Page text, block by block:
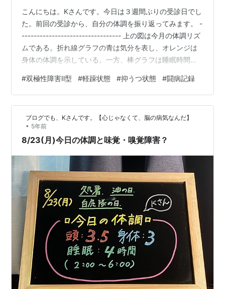
こんにちは。Kさんです。今日は３週間ぶりの受診日でし
た。前回の受診から、自分の体調を振り返ってみます。 -
--------------------------------- 上の図は今月の体調リズ
ムである。折れ線グラフの青は気分を表し、オレンジは
身体の体調を示している。一方、棒グラフは睡眠時間を
４内に収まっていることから、気分や身体の体調はバラ
ンスが良く、軽躁状態でも、うつ状態でもない状態が１
か月間続いたことになる。 まず、気分について振り返っ
てみることにする。 1カ月以上、気分がほぼ変動しないと
いうのは、自分で振り返ってみる限り初めての経…
#双極性障害Ⅱ型 #軽躁状態 #抑うつ状態 #闘病記録
ブログでも、Kさんです。【心じゃなくて、脳の病気なんだ】
• 5年前
8/23(月)今日の体調と味覚・嗅覚障害？